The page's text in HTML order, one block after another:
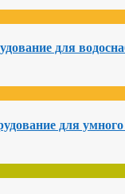
для
для